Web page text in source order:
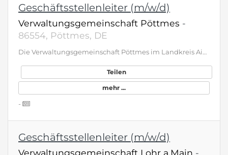
Geschäftsstellenleiter (m/w/d)
Verwaltungsgemeinschaft Pöttmes -
86554, Pöttmes, DE
Die Verwaltungsgemeinschaft Pöttmes im Landkreis Aichach-Friedberg, bestehend aus dem Markt Pöttmes und der Gemeinde Baar (Schwaben), sucht zum nächstmöglichen Zeitpunkt eine Geschäftsstellenleitung (m/w/d) in der Kommunalverwaltung in Vollzeit und unbefristet Genau das Richtige? Jetzt bewerben unter www.vg-poettmes.de/aktuelles-termine/stellenangebote
Teilen
mehr ...
-
Geschäftsstellenleiter (m/w/d)
Verwaltungsgemeinschaft Lohr a.Main -